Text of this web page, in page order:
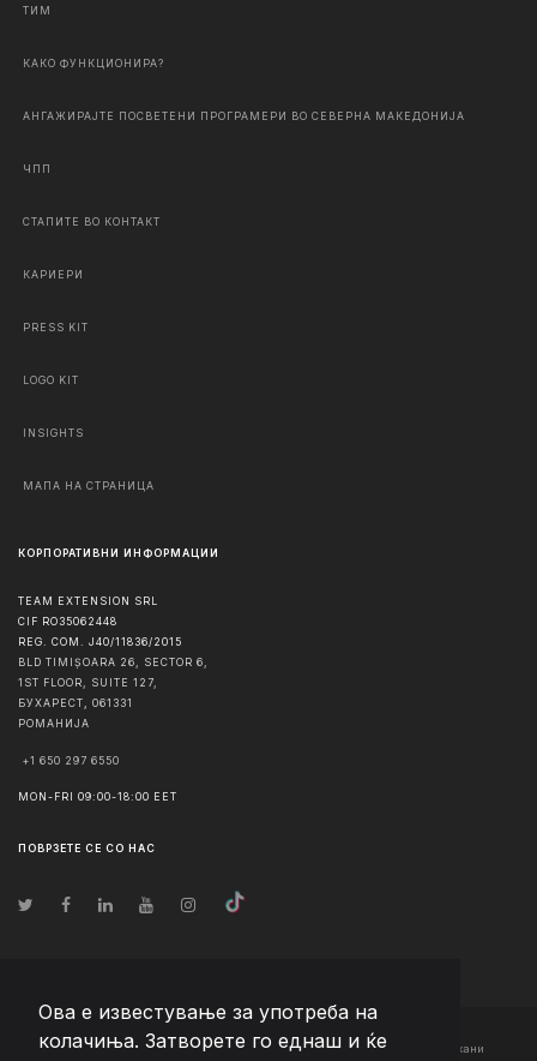
Ова е известување за употреба на
колачиња. Затворете го еднаш и ќе
ТИМ
КАКО ФУНКЦИОНИРА?
АНГАЖИРАЈТЕ ПОСВЕТЕНИ ПРОГРАМЕРИ ВО СЕВЕРНА МАКЕДОНИЈА
ЧПП
СТАПИТЕ ВО КОНТАКТ
КАРИЕРИ
PRESS KIT
LOGO KIT
INSIGHTS
МАПА НА СТРАНИЦА
КОРПОРАТИВНИ ИНФОРМАЦИИ
TEAM EXTENSION SRL
CIF RO35062448
REG. COM. J40/11836/2015
BLD TIMIȘOARA 26, SECTOR 6,
1ST FLOOR, SUITE 127,
БУХАРЕСТ
061331
РОМАНИЈА
+1 650 297 6550
MON-FRI 09:00-18:00 EET
ПОВРЗЕТЕ СЕ СО НАС
© Авторско право2026 Team Extension Macedonia - Сите права задржани